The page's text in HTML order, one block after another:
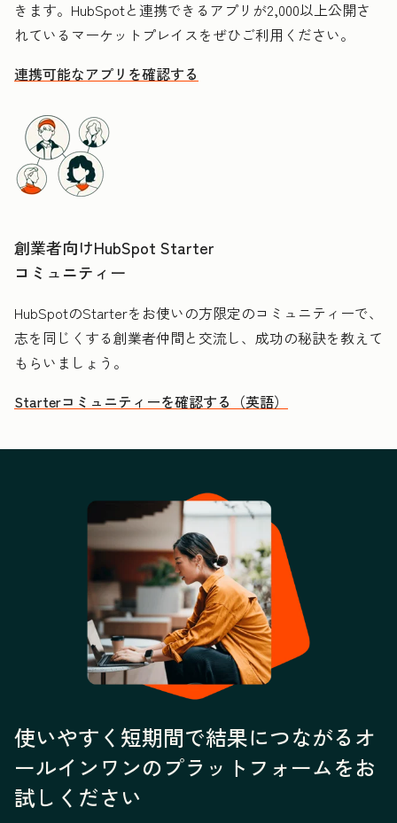
きます。HubSpotと連携できるアプリが2,000以上公開さ
れているマーケットプレイスをぜひご利用ください。
連携可能なアプリを確認する
創業者向けHubSpot Starter
コミュニティー
HubSpotのStarterをお使いの方限定のコミュニティーで、
志を同じくする創業者仲間と交流し、成功の秘訣を教えて
もらいましょう。
Starterコミュニティーを確認する（英語）
使いやすく短期間で結果につながるオ
ールインワンのプラットフォームをお
試しください